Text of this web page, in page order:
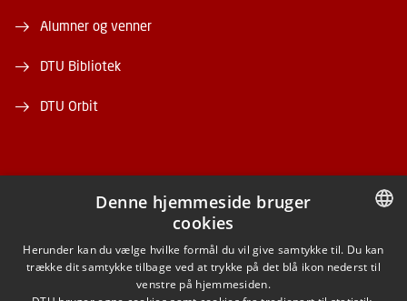
Alumner og venner
DTU Bibliotek
DTU Orbit
FACEBOOK
INSTAGRAM
DANISH
Denne hjemmeside bruger
cookies
Herunder kan du vælge hvilke formål du vil give samtykke til. Du kan
trække dit samtykke tilbage ved at trykke på det blå ikon nederst til
venstre på hjemmesiden.